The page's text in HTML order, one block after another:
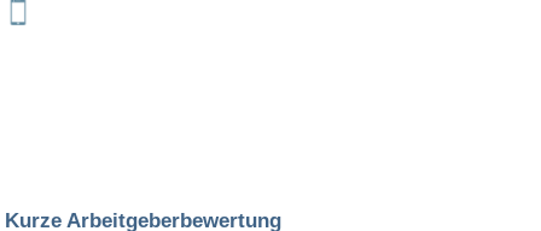
Kurze Arbeitgeberbewertung